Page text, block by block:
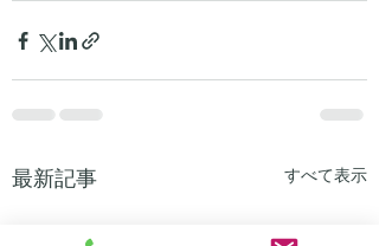
最新記事 すべて表示